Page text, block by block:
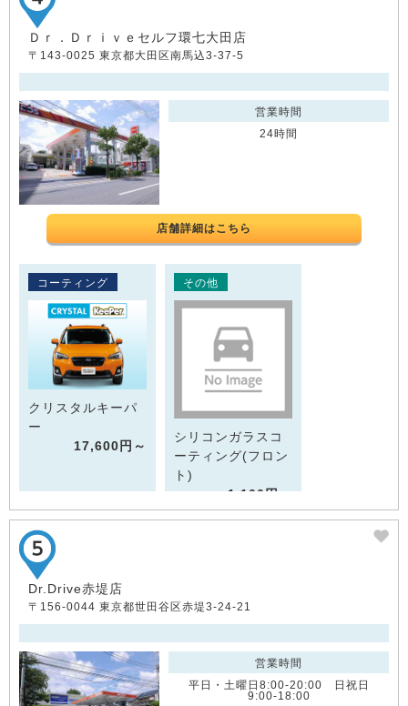
Ｄｒ．Ｄｒｉｖｅセルフ環七大田店
〒143-0025 東京都大田区南馬込3-37-5
営業時間
24時間
店舗詳細はこちら
コーティング
クリスタルキーパ
ー
17,600円～
その他
シリコンガラスコ
ーティング(フロン
ト)
1,100円～
Dr.Drive赤堤店
〒156-0044 東京都世田谷区赤堤3-24-21
営業時間
平日・土曜日8:00-20:00 日祝日
9:00-18:00